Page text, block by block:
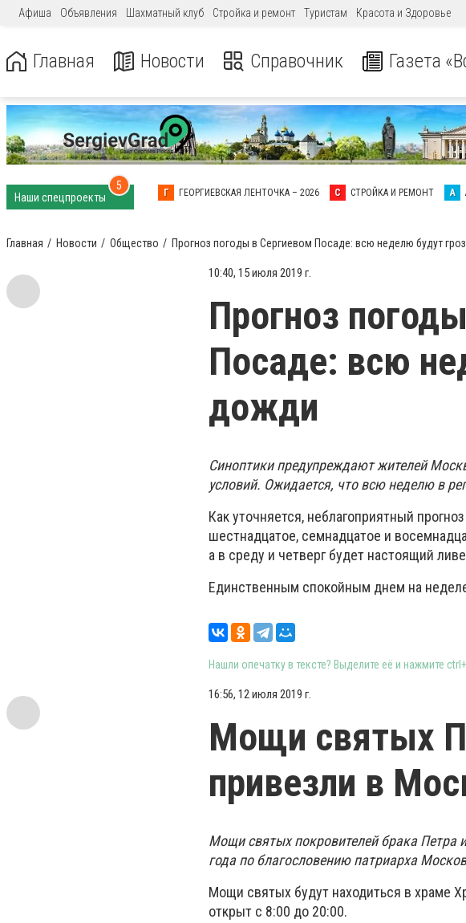
Афиша Объявления Шахматный клуб Стройка и ремонт Туристам Красота и Здоровье
Главная Новости Справочник Газета
Наши спецпроекты
5
Г ГЕОРГИЕВСКАЯ ЛЕНТОЧКА – 2026 С СТРОЙКА И РЕМОНТ А
Главная Новости Общество Прогноз погоды в Сергиевом Посаде: всю неделю будут
10:40, 15 июля 2019 г.
Прогноз
Посаде: всю
дожди
Синоптики предупреждают жителей
условий. Ожидается, что всю неделю в
Как уточняется, неблагоприятный
шестнадцатое, семнадцатое и
а в среду и четверг будет настоящий
Единственным спокойным днем на
Нашли опечатку в тексте? Выделите её и нажмите
16:56, 12 июля 2019 г.
Мощи святых
привезли в
Мощи святых покровителей брака
года по благословению патриарха
Мощи святых будут находиться в храме
открыт с 8:00 до 20:00.